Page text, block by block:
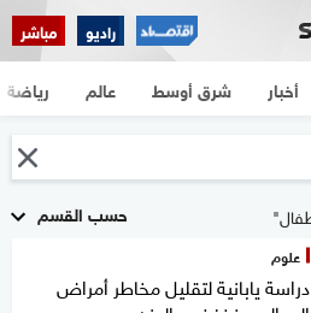
راديو مباشر
أخبار شرق أوسط عالم رياضة
حسب القسم
علوم
دراسة يابانية لتقليل مخاطر أمراض